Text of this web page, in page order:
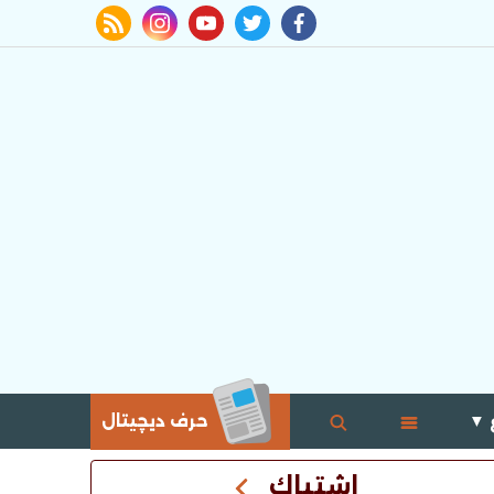
facebook
twitter
youtube
instagram
rss feed
▼ حرف ديچيتال
اشتباك